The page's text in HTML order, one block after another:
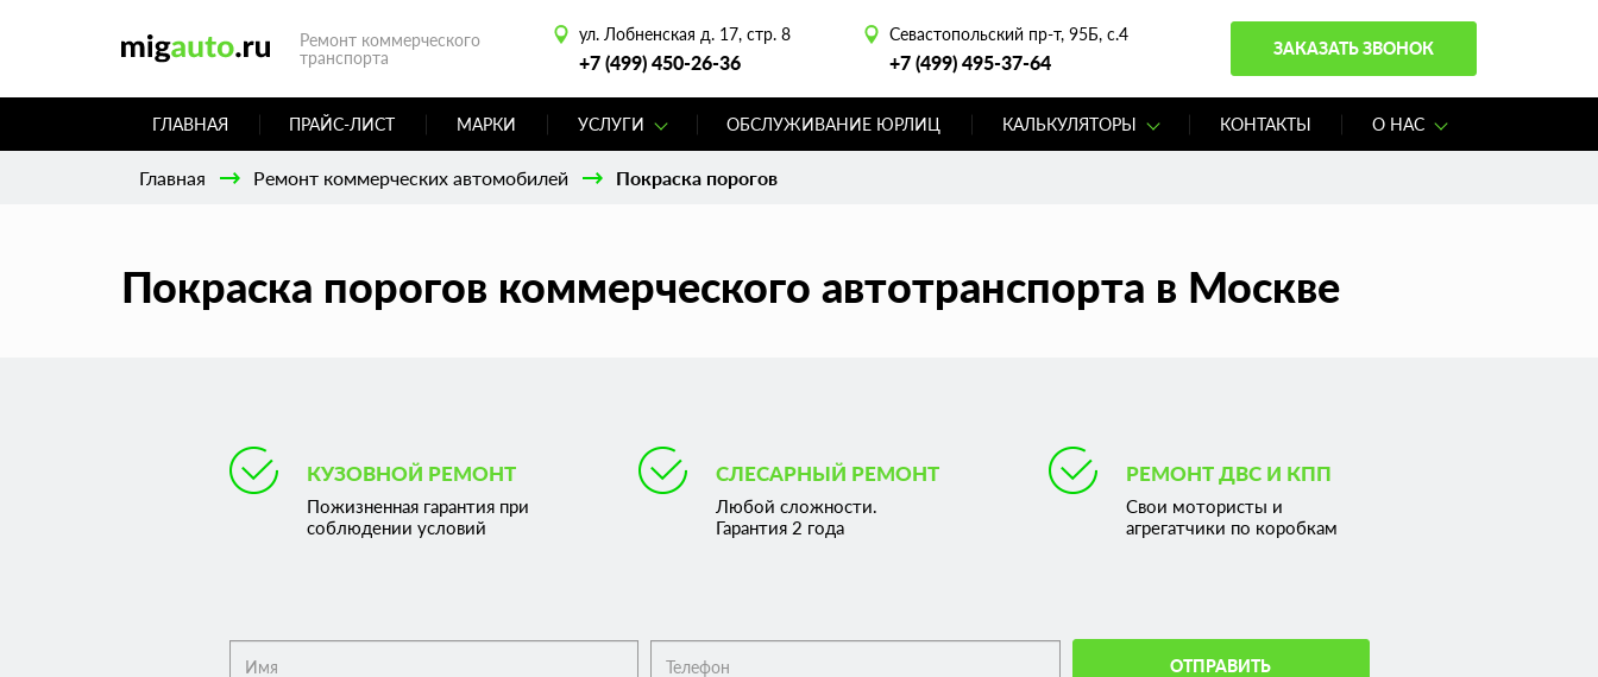
Ремонт коммерческого
транспорта
ул. Лобненская д. 17, стр. 8
+7 (499) 450-26-36
Севастопольский пр-т, 95Б, с.4
+7 (499) 495-37-64
ЗАКАЗАТЬ ЗВОНОК
ГЛАВНАЯ ПРАЙС-ЛИСТ МАРКИ УСЛУГИ ОБСЛУЖИВАНИЕ ЮРЛИЦ КАЛЬКУЛЯТОРЫ КОНТАКТЫ О НАС
Главная Ремонт коммерческих автомобилей Покраска порогов
Покраска порогов коммерческого автотранспорта в Москве
КУЗОВНОЙ РЕМОНТ
Пожизненная гарантия при
соблюдении условий
СЛЕСАРНЫЙ РЕМОНТ
Любой сложности.
Гарантия 2 года
РЕМОНТ ДВС И КПП
Свои мотористы и
агрегатчики по коробкам
ОТПРАВИТЬ